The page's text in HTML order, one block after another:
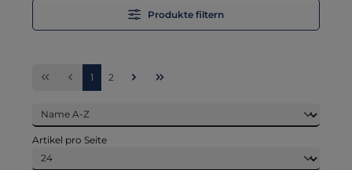
Produkte filtern
Seite
1 Seite
2
Artikel pro Seite